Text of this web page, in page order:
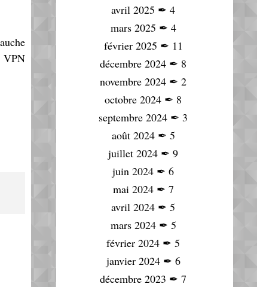
avril 2025 ✒ 4
mars 2025 ✒ 4
février 2025 ✒ 11
décembre 2024 ✒ 8
novembre 2024 ✒ 2
octobre 2024 ✒ 8
septembre 2024 ✒ 3
août 2024✒ 5
juillet 2024 ✒ 9
juin 2024 ✒ 6
mai 2024✒ 7
avril 2024 ✒ 5
mars 2024✒ 5
février 2024 ✒ 5
janvier 2024✒ 6
décembre 2023 ✒ 7